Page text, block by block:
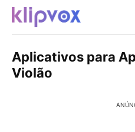
Aplicativos para
Violão